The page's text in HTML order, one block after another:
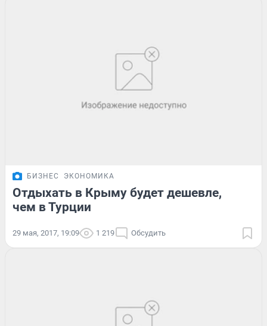
БИЗНЕС ЭКОНОМИКА
Отдыхать в Крыму будет дешевле,
чем в Турции
29 мая, 2017, 19:09 1 219 Обсудить